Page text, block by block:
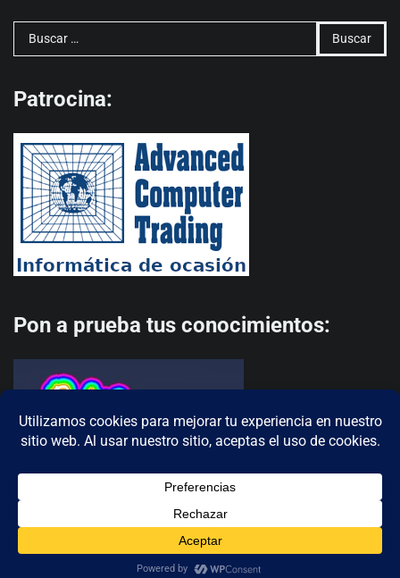
Buscar:
Patrocina:
Pon a prueba tus conocimientos:
MS-DOS ClubTheme: Terminal News By